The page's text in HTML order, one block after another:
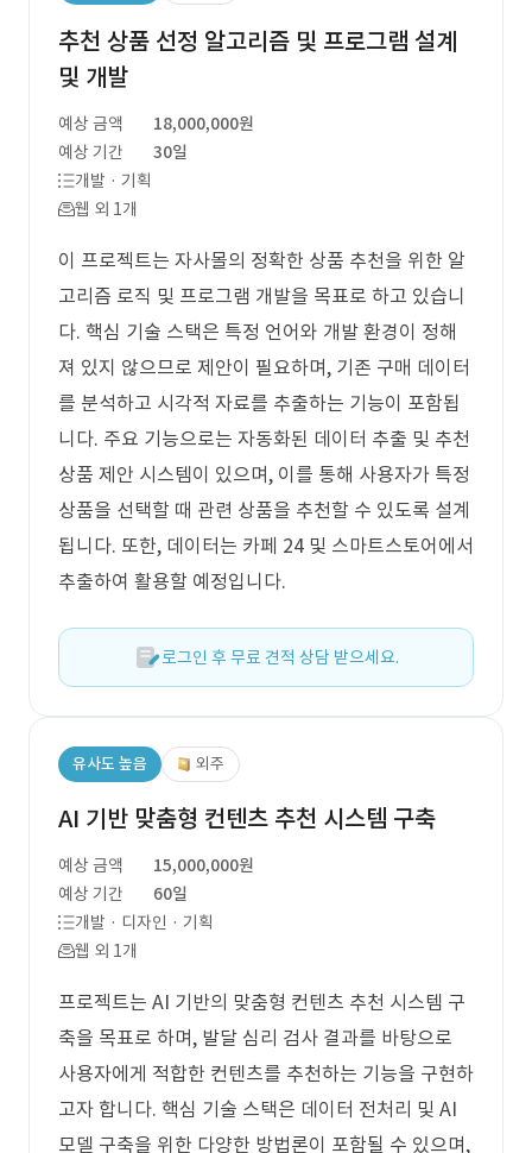
추천 상품 선정 알고리즘 및 프로그램 설계
및 개발
예상 금액
18,000,000원
예상 기간
30일
개발 · 기획
웹 외 1개
이 프로젝트는 자사몰의 정확한 상품 추천을 위한 알
고리즘 로직 및 프로그램 개발을 목표로 하고 있습니
다. 핵심 기술 스택은 특정 언어와 개발 환경이 정해
져 있지 않으므로 제안이 필요하며, 기존 구매 데이터
를 분석하고 시각적 자료를 추출하는 기능이 포함됩
니다. 주요 기능으로는 자동화된 데이터 추출 및 추천
상품 제안 시스템이 있으며, 이를 통해 사용자가 특정
상품을 선택할 때 관련 상품을 추천할 수 있도록 설계
됩니다. 또한, 데이터는 카페 24 및 스마트스토어에서
추출하여 활용할 예정입니다.
로그인 후 무료 견적 상담 받으세요.
유사도 높음 외주
AI 기반 맞춤형 컨텐츠 추천 시스템 구축
예상 금액
15,000,000원
예상 기간
60일
개발 · 디자인 · 기획
웹 외 1개
프로젝트는 AI 기반의 맞춤형 컨텐츠 추천 시스템 구
축을 목표로 하며, 발달 심리 검사 결과를 바탕으로
사용자에게 적합한 컨텐츠를 추천하는 기능을 구현하
고자 합니다. 핵심 기술 스택은 데이터 전처리 및 AI
모델 구축을 위한 다양한 방법론이 포함될 수 있으며,